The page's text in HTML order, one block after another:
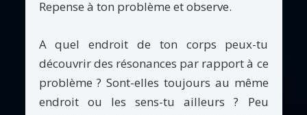
Repense à ton problème et observe.
A quel endroit de ton corps peux-tu
découvrir des résonances par rapport à ce
problème ? Sont-elles toujours au même
endroit ou les sens-tu ailleurs ? Peu